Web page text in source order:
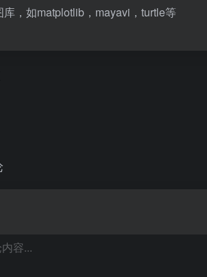
库，如matplotlib，mayavi，turtle等